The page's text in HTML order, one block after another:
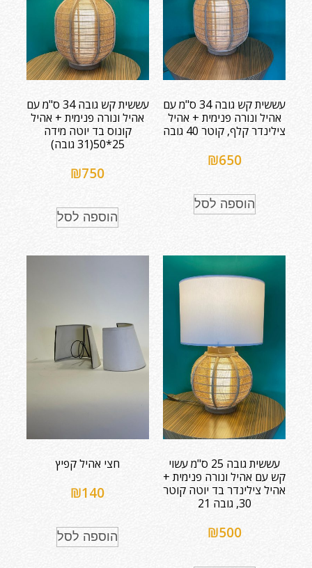
עששית קש גובה 34 ס"מ עם
אהיל ונורה פנימית + אהיל
צילינדר קלף, קוטר 40 גובה
₪650
הוספה לסל
עששית קש גובה 34 ס"מ עם
אהיל ונורה פנימית + אהיל
קונוס בד יוטה מידה
25*50(31 גובה)
₪750
הוספה לסל
עששית גובה 25 ס"מ עשוי
קש עם אהיל ונורה פנימית +
אהיל צילינדר בד יוטה קוטר
30, גובה 21
₪500
חצי אהיל קפיץ
₪140
הוספה לסל